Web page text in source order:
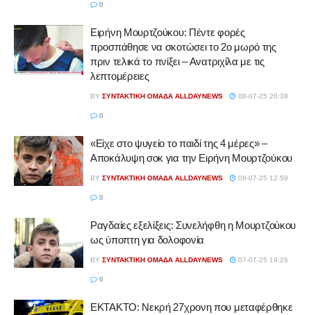
0
Ειρήνη Μουρτζούκου: Πέντε φορές
προσπάθησε να σκοτώσει το 2ο μωρό της
πριν τελικά το πνίξει – Ανατριχίλα με τις
λεπτομέρειες
BY ΣΥΝΤΑΚΤΙΚΉ ΟΜΆΔΑ ALLDAYNEWS 08-07-25 20:38
0
«Είχε στο ψυγείο το παιδί της 4 μέρες» –
Aποκάλυψη σοκ για την Ειρήνη Μουρτζούκου
BY ΣΥΝΤΑΚΤΙΚΉ ΟΜΆΔΑ ALLDAYNEWS 08-07-25 12:59
0
Ραγδαίες εξελίξεις: Συνελήφθη η Μουρτζούκου
ως ύποπτη για δολοφονία
BY ΣΥΝΤΑΚΤΙΚΉ ΟΜΆΔΑ ALLDAYNEWS 07-07-25 19:26
0
ΕΚΤΑΚΤΟ: Νεκρή 27χρονη που μεταφέρθηκε